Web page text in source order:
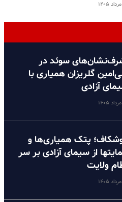
سوئد در
گلریزان همیاری با
آزادی
پتک همیاری‌ها و
از سیمای آزادی بر سر
ولایت